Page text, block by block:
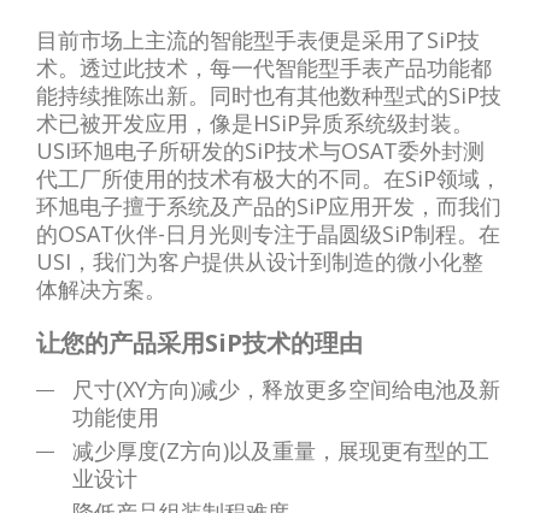
目前市场上主流的智能型手表便是采用了SiP技
术。透过此技术，每一代智能型手表产品功能都
能持续推陈出新。同时也有其他数种型式的SiP技
术已被开发应用，像是HSiP异质系统级封装。
USI环旭电子所研发的SiP技术与OSAT委外封测
代工厂所使用的技术有极大的不同。 在SiP领域，
环旭电子擅于系统及产品的SiP应用开发，而我们
的OSAT伙伴-日月光则专注于晶圆级SiP制程。在
USI，我们为客户提供从设计到制造的微小化整
体解决方案。
让您的产品采用SiP技术的理由
尺寸(XY方向)减少，释放更多空间给电池及新
功能使用
减少厚度(Z方向)以及重量，展现更有型的工
业设计